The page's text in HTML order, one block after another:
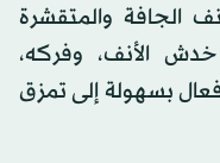
الجافة والمتقشرة
الأنف، وفركه،
بسهولة إلى تمزق